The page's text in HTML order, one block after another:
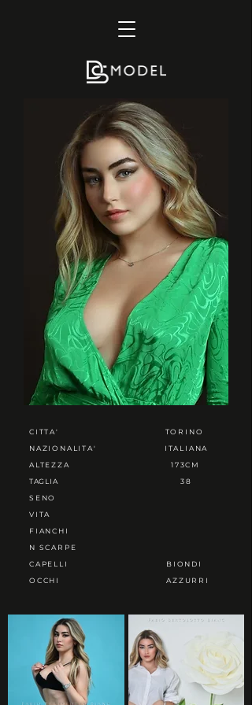
CITTA'
NAZIONALITA'
ALTEZZA
TAGLIA
SENO
VITA
FIANCHI
N SCARPE
CAPELLI
OCCHI
TORINO
ITALIANA
173CM
38
BIONDI
AZZURRI